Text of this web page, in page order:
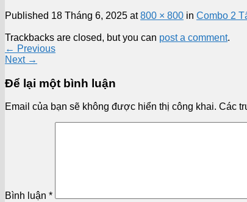
Published 18 Tháng 6, 2025 at800 × 800 in Combo 2
Trackbacks are closed, but you can post a comment.
← Previous
Next →
Để lại một bình luận
Email của bạn sẽ không được hiển thị công khai. Các
Bình luận *